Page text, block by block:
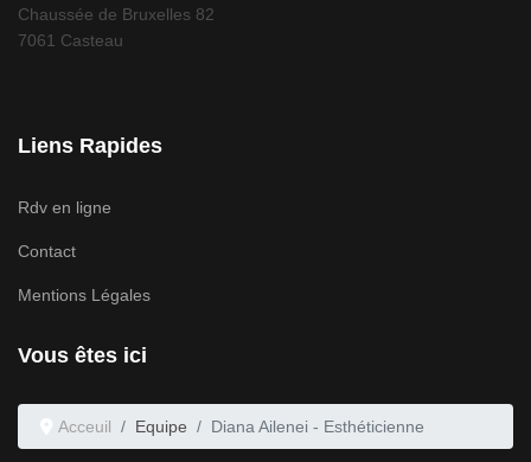
Chaussée de Bruxelles 82
7061 Casteau
Liens Rapides
Rdv en ligne
Contact
Mentions Légales
Vous êtes ici
Acceuil Equipe Diana Ailenei - Esthéticienne